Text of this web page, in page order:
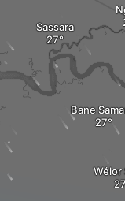
Wélor
Sassara
Bane